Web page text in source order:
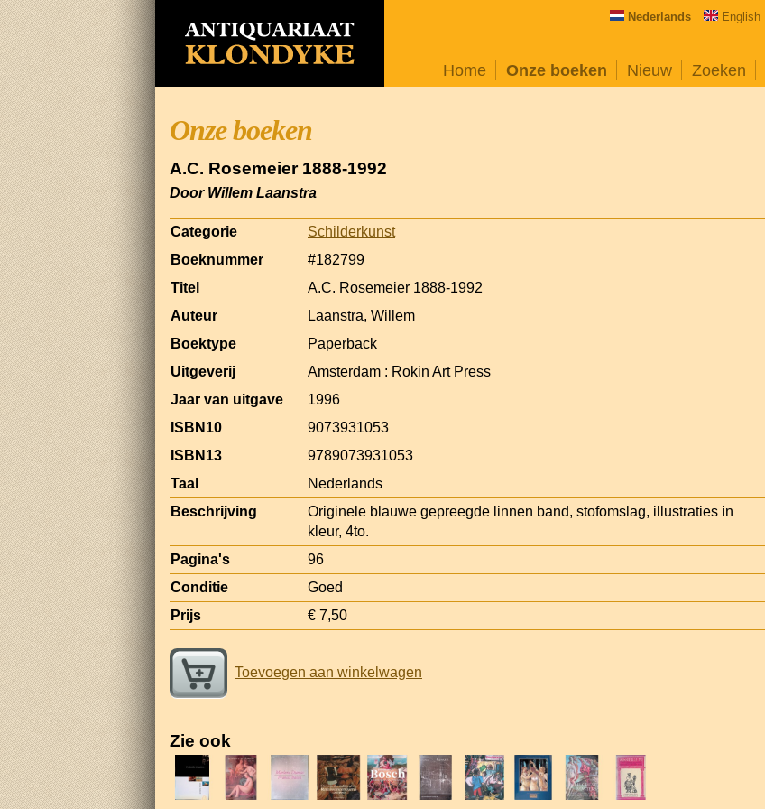
Nederlands English
Home Onze boeken Nieuw Zoeken
Onze boeken
A.C. Rosemeier 1888-1992
Door Willem Laanstra
Categorie
Schilderkunst
Boeknummer
#182799
Titel
A.C. Rosemeier 1888-1992
Auteur
Laanstra, Willem
Boektype
Paperback
Uitgeverij
Amsterdam : Rokin Art Press
Jaar van uitgave
1996
ISBN10
9073931053
ISBN13
9789073931053
Taal
Nederlands
Beschrijving
Originele blauwe gepreegde linnen band, stofomslag, illustraties in
kleur, 4to.
Pagina's
96
Conditie
Goed
Prijs
€ 7,50
Toevoegen aan winkelwagen
Zie ook